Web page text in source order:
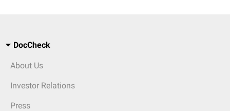
DocCheck
About Us
Investor Relations
Press